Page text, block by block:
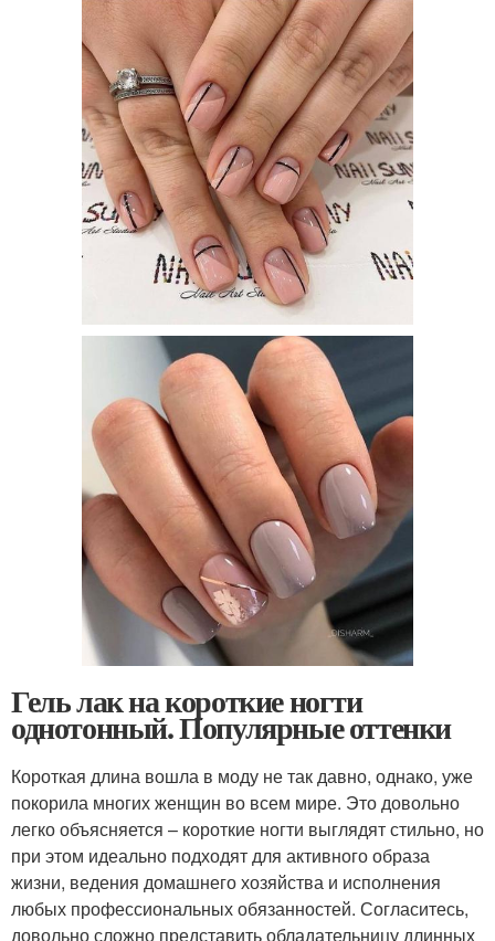
Гель лак на короткие ногти
однотонный. Популярные оттенки
Короткая длина вошла в моду не так давно, однако, уже
покорила многих женщин во всем мире. Это довольно
легко объясняется – короткие ногти выглядят стильно, но
при этом идеально подходят для активного образа
жизни, ведения домашнего хозяйства и исполнения
любых профессиональных обязанностей. Согласитесь,
довольно сложно представить обладательницу длинных